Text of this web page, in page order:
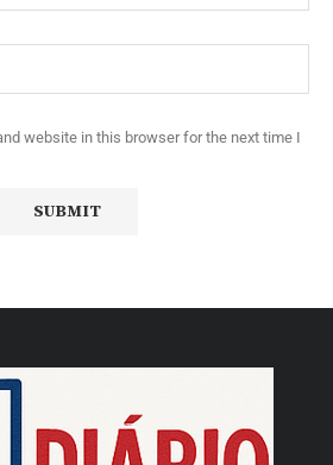
website in this browser for the next time I